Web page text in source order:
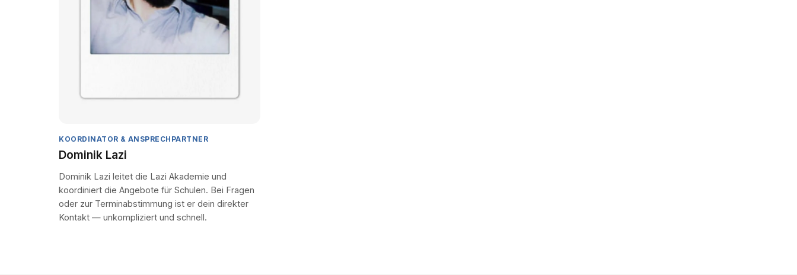
KOORDINATOR & ANSPRECHPARTNER
Dominik Lazi
Dominik Lazi leitet die Lazi Akademie und
koordiniert die Angebote für Schulen. Bei Fragen
oder zur Terminabstimmung ist er dein direkter
Kontakt — unkompliziert und schnell.